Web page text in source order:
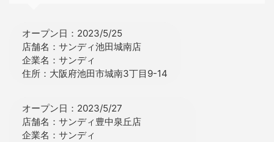
オープン日：2023/5/25
店舗名：サンディ池田城南店
企業名：サンディ
住所：大阪府池田市城南3丁目9-14
オープン日：2023/5/27
店舗名：サンディ豊中泉丘店
企業名：サンディ